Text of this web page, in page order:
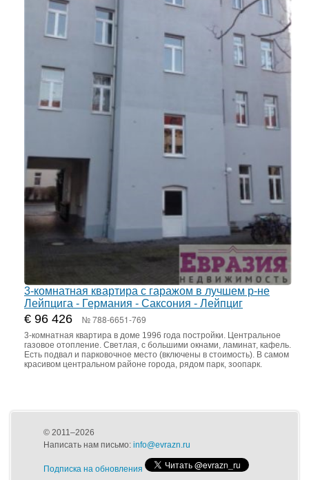
3-комнатная квартира с гаражом в лучшем р-не
Лейпцига - Германия - Саксония - Лейпциг
€ 96 426 № 788-6651-769
3-комнатная квартира в доме 1996 года постройки. Центральное
газовое отопление. Светлая, с большими окнами, ламинат, кафель.
Есть подвал и парковочное место (включены в стоимость). В самом
красивом центральном районе города, рядом парк, зоопарк.
© 2011–2026
Написать нам письмо: info@evrazn.ru
Подписка на обновления